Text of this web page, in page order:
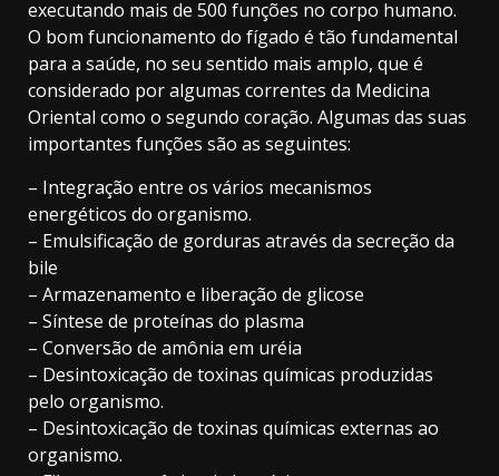
executando mais de 500 funções no corpo humano.
O bom funcionamento do fígado é tão fundamental
para a saúde, no seu sentido mais amplo, que é
considerado por algumas correntes da Medicina
Oriental como o segundo coração. Algumas das suas
importantes funções são as seguintes:
– Integração entre os vários mecanismos
energéticos do organismo.
– Emulsificação de gorduras através da secreção da
bile
– Armazenamento e liberação de glicose
– Síntese de proteínas do plasma
– Conversão de amônia em uréia
– Desintoxicação de toxinas químicas produzidas
pelo organismo.
– Desintoxicação de toxinas químicas externas ao
organismo.